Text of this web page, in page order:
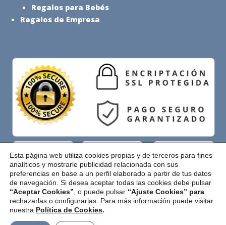
Regalos para Bebés
Regalos de Empresa
Pago Seguro
Copyright © 2026 El Rincón de la Canastilla |
Esta página web utiliza cookies propias y de terceros para fines
analíticos y mostrarle publicidad relacionada con sus
preferencias en base a un perfil elaborado a partir de tus datos
de navegación. Si desea aceptar todas las cookies debe pulsar
“Aceptar Cookies” , o puede pulsar “Ajuste Cookies” para
rechazarlas o configurarlas. Para más información puede visitar
nuestra Política de Cookies.